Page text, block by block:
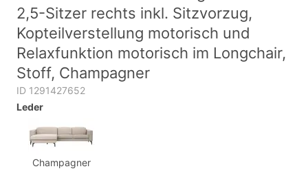
2,5-Sitzer rechts inkl. Sitzvorzug,
Kopteilverstellung motorisch und
Relaxfunktion motorisch im Longchair,
Stoff, Champagner
ID 1291427652
Leder
Champagner